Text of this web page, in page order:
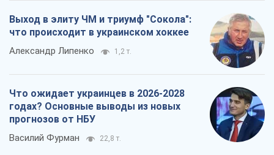
Выход в элиту ЧМ и триумф "Сокола":
что происходит в украинском хоккее
Александр Липенко 1,2 т.
Что ожидает украинцев в 2026-2028
годах? Основные выводы из новых
прогнозов от НБУ
Василий Фурман 22,8 т.